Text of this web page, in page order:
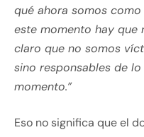
qué ahora somos como
este momento hay que
claro que no somos
sino responsables de
momento.”
Eso no significa que el